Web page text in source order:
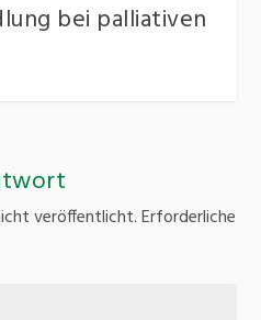
bei palliativen
veröffentlicht. Erforderliche